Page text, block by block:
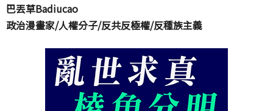
巴丟草Badiucao
政治漫畫家/人權分子/反共反極權/反種族主義